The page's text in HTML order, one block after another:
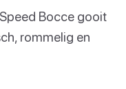
Bocce gooit
rommelig en